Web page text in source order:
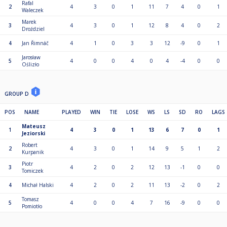
2
Rafal
Waleczek
4 3 0 1 11 7 4 0 1
3
Marek
Droździel
4 3 0 1 12 8 4 0 2
4 Jan Řimnáč 4 1 0 3 3 12 -9 0 1
5
Jarosław
Oślizło
4 0 0 4 0 4 -4 0 0
GROUP D
POS NAME PLAYED WIN TIE LOSE WS LS SD RO LAGS
1
Mateusz
Jeziorski
4 3 0 1 13 6 7 0 1
2
Robert
Kurpanik
4 3 0 1 14 9 5 1 2
3
Piotr
Tomiczek
4 2 0 2 12 13 -1 0 0
4 Michał Halski 4 2 0 2 11 13 -2 0 2
5
Tomasz
Pomiotło
4 0 0 4 7 16 -9 0 0